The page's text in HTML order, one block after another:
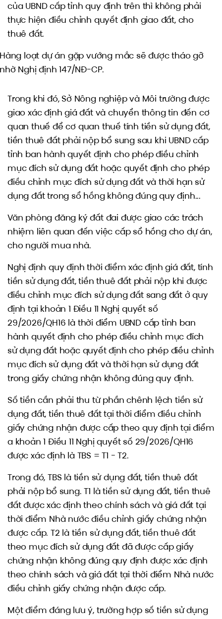
của UBND cấp tỉnh quy định trên thì không phải
thực hiện điều chỉnh quyết định giao đất, cho
thuê đất.
Hàng loạt dự án gặp vướng mắc sẽ được tháo gỡ
nhờ Nghị định 147/NĐ-CP.
Trong khi đó, Sở Nông nghiệp và Môi trường được
giao xác định giá đất và chuyển thông tin đến cơ
quan thuế để cơ quan thuế tính tiền sử dụng đất,
tiền thuê đất phải nộp bổ sung sau khi UBND cấp
tỉnh ban hành quyết định cho phép điều chỉnh
mục đích sử dụng đất hoặc quyết định cho phép
điều chỉnh mục đích sử dụng đất và thời hạn sử
dụng đất trong sổ hồng không đúng quy định...
Văn phòng đăng ký đất đai được giao các trách
nhiệm liên quan đến việc cấp sổ hồng cho dự án,
cho người mua nhà.
Nghị định quy định thời điểm xác định giá đất, tính
tiền sử dụng đất, tiền thuê đất phải nộp khi được
điều chỉnh mục đích sử dụng đất sang đất ở quy
định tại khoản 1 Điều 11 Nghị quyết số
29/2026/QH16 là thời điểm UBND cấp tỉnh ban
hành quyết định cho phép điều chỉnh mục đích
sử dụng đất hoặc quyết định cho phép điều chỉnh
mục đích sử dụng đất và thời hạn sử dụng đất
trong giấy chứng nhận không đúng quy định.
Số tiền cần phải thu từ phần chênh lệch tiền sử
dụng đất, tiền thuê đất tại thời điểm điều chỉnh
giấy chứng nhận được cấp theo quy định tại điểm
a khoản 1 Điều 11 Nghị quyết số 29/2026/QH16
được xác định là TBS = T1 - T2.
Trong đó, TBS là tiền sử dụng đất, tiền thuê đất
phải nộp bổ sung. T1 là tiền sử dụng đất, tiền thuê
đất được xác định theo chính sách và giá đất tại
thời điểm Nhà nước điều chỉnh giấy chứng nhận
được cấp. T2 là tiền sử dụng đất, tiền thuê đất
theo mục đích sử dụng đất đã được cấp giấy
chứng nhận không đúng quy định được xác định
theo chính sách và giá đất tại thời điểm Nhà nước
điều chỉnh giấy chứng nhận được cấp.
Một điểm đáng lưu ý, trường hợp số tiền sử dụng